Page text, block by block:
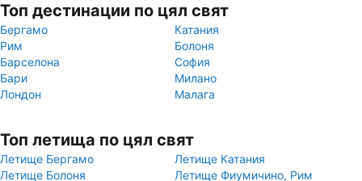
Топ дестинации по цял свят
Бергамо
Катания
Рим
Болоня
Барселона
София
Бари
Милано
Лондон
Малага
Топ летища по цял свят
Летище Бергамо
Летище Катания
Летище Болоня
Летище Фиумичино, Рим